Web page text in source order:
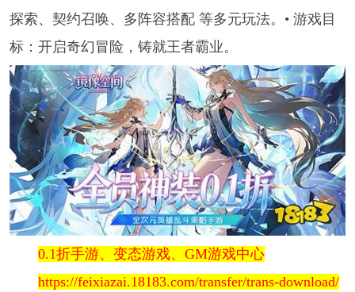
探索、契约召唤、多阵容搭配 等多元玩法。• 游戏目
标：开启奇幻冒险，铸就王者霸业。
0.1折手游、变态游戏、GM游戏中心
https://feixiazai.18183.com/transfer/trans-download/